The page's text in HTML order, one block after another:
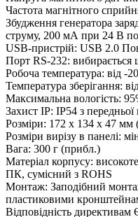
Частота магнітного
Збудження генератора
струму, 200 мА при 24 В
USB-пристрій: USB 2.0
Порт RS-232: вибирається
Робоча температура: від -
Температура зберігання:
Максимальна вологість:
Захист IP: IP54 з передньої
Розміри: 172 x 134 x 47
Розміри вирізу в панелі:
Вага: 300 г (прибл.)
Матеріал корпусу:
ПК, сумісний з ROHS
Монтаж: Заподібний
пластиковими
Відповідність директивам